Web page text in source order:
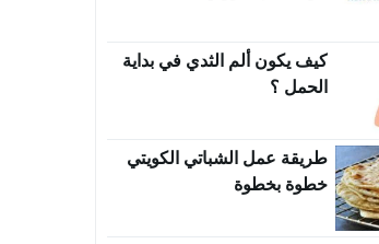
كيف يكون ألم الثدي في بداية
الحمل ؟
طريقة عمل الشباتي الكويتي
خطوة بخطوة